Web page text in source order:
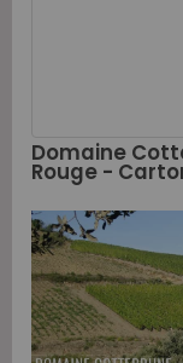
Domaine
Rouge -